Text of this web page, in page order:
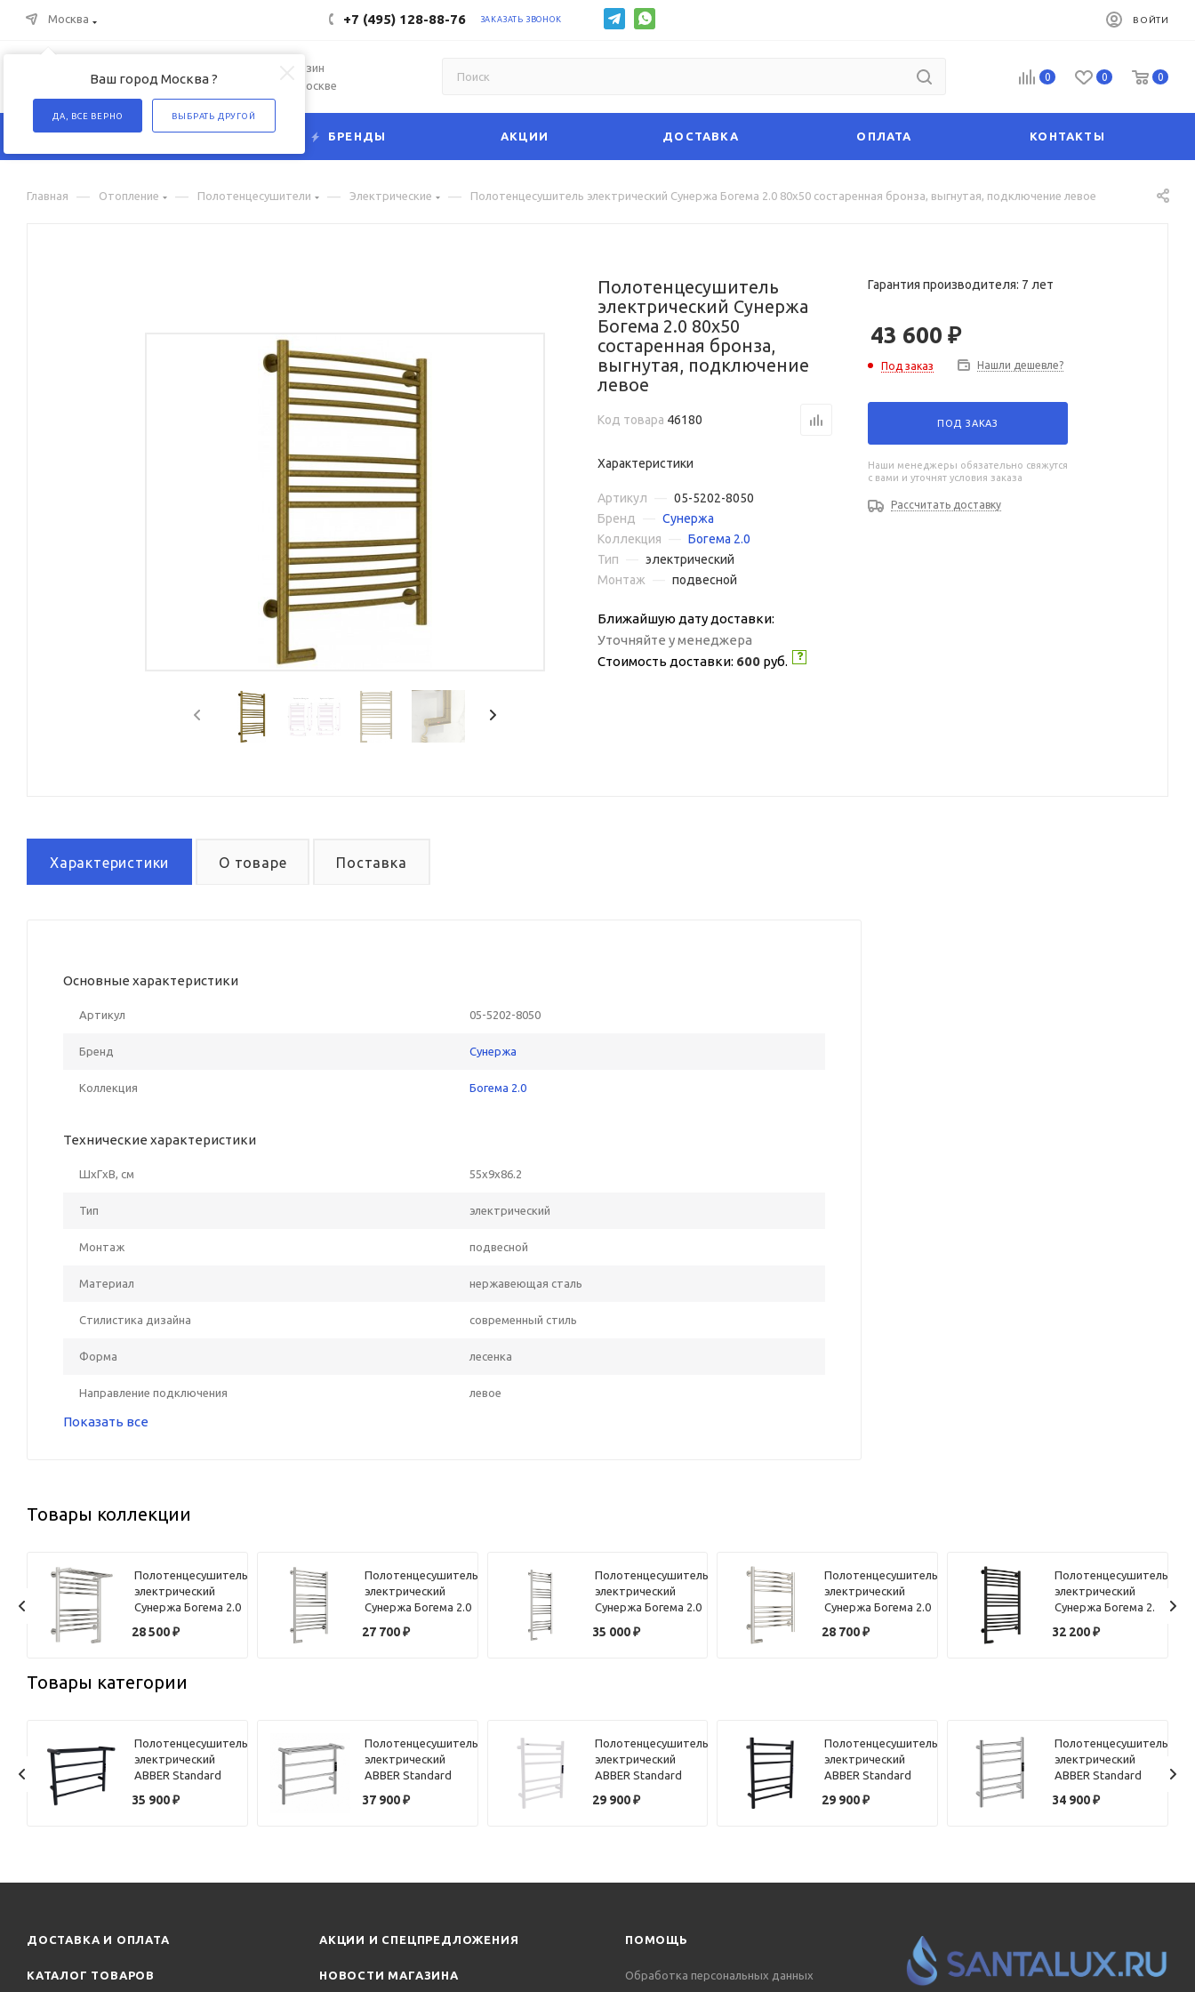
Москва
Ваш город Москва ?
ДА, ВСЕ ВЕРНО ВЫБРАТЬ ДРУГОЙ
+7 (495) 128-88-76 ЗАКАЗАТЬ ЗВОНОК ВОЙТИ
Интернет-магазин
сантехники в Москве
0 0 0
КАТАЛОГ БРЕНДЫ АКЦИИ ДОСТАВКА ОПЛАТА КОНТАКТЫ
Главная — Отопление — Полотенцесушители — Электрические — Полотенцесушитель электрический Сунержа Богема 2.0 80х50 состаренная бронза, выгнутая, подключение левое
Полотенцесушитель
электрический Сунержа
Богема 2.0 80х50
состаренная бронза,
выгнутая, подключение
левое
Код товара 46180
Характеристики
Артикул
05-5202-8050
Бренд
Сунержа
Коллекция
Богема 2.0
Тип
электрический
Монтаж
подвесной
Ближайшую дату доставки:
Уточняйте у менеджера
Стоимость доставки: 600 руб.
Гарантия производителя: 7 лет
43 600 ₽
Под заказ Нашли дешевле?
ПОД ЗАКАЗ
Наши менеджеры обязательно свяжутся
с вами и уточнят условия заказа
Рассчитать доставку
Характеристики О товаре Поставка
Основные характеристики
Артикул 05-5202-8050
Бренд Сунержа
Коллекция Богема 2.0
Технические характеристики
ШxГxВ, см 55x9x86.2
Тип электрический
Монтаж подвесной
Материал нержавеющая сталь
Стилистика дизайна современный стиль
Форма лесенка
Направление подключения левое
Показать все
Товары коллекции
Полотенцесушитель
электрический
Сунержа Богема 2.0
подключение
28 500₽
Полотенцесушитель
электрический
Сунержа Богема 2.0
подключение левое
27 700₽
Полотенцесушитель
электрический
Сунержа Богема 2.0
подключение левое
35 000₽
Полотенцесушитель
электрический
Сунержа Богема 2.0
перемычка
28 700₽
Полотенцесушитель
электрический
Сунержа Богема 2.0
матовый,
32 200₽
Товары категории
Полотенцесушитель
электрический
ABBER Standard
матовый
35 900₽
Полотенцесушитель
электрический
ABBER Standard
37 900₽
Полотенцесушитель
электрический
ABBER Standard
матовый
29 900₽
Полотенцесушитель
электрический
ABBER Standard
матовый
29 900₽
Полотенцесушитель
электрический
ABBER Standard
34 900₽
ДОСТАВКА И ОПЛАТА
КАТАЛОГ ТОВАРОВ
АКЦИИ И СПЕЦПРЕДЛОЖЕНИЯ
НОВОСТИ МАГАЗИНА
ПОМОЩЬ
Обработка персональных данных